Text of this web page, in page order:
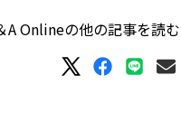
A Onlineの他の記事を読む